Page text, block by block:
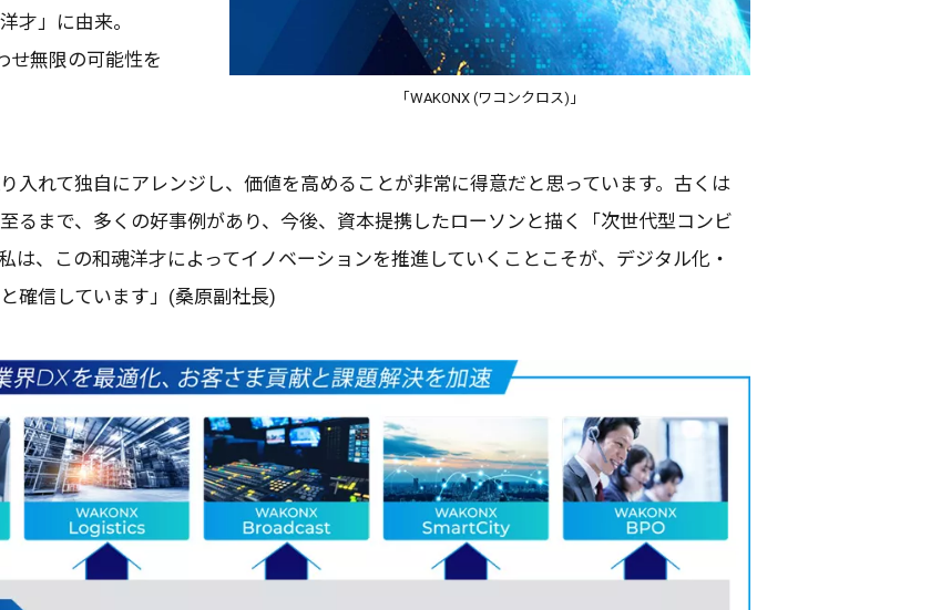
才 」に由来。
せ無限の可能性を
「WAKONX (ワコンクロス)」
入れて独自 に アレンジ し、 価値を高めることが非常に得意だと思っています。古くは
るまで、多くの好事例 があり、 今後、 資本提携 したローソン と描く「 次世代型コン ビ
は、この和魂洋才によってイノベーションを推進 していくことこそが、 デジタル化・
確信 しています」(桑原副社長)